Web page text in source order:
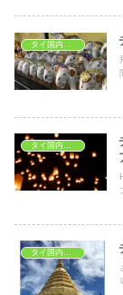
タイ国内旅行
タイ国内旅行
タイ国内旅行